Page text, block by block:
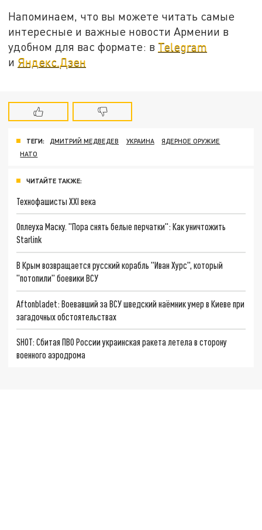
Напоминаем, что вы можете читать самые
интересные и важные новости Армении в
удобном для вас формате: в Telegram
и Яндекс.Дзен
ТЕГИ: ДМИТРИЙ МЕДВЕДЕВ УКРАИНА
ЯДЕРНОЕ ОРУЖИЕ
НАТО
ЧИТАЙТЕ ТАКЖЕ:
Технофашисты XXI века
Оплеуха Маску. "Пора снять белые перчатки": Как уничтожить
Starlink
В Крым возвращается русский корабль "Иван Хурс", который
"потопили" боевики ВСУ
Aftonbladet: Воевавший за ВСУ шведский наёмник умер в Киеве при
загадочных обстоятельствах
SHOT: Сбитая ПВО России украинская ракета летела в сторону
военного аэродрома